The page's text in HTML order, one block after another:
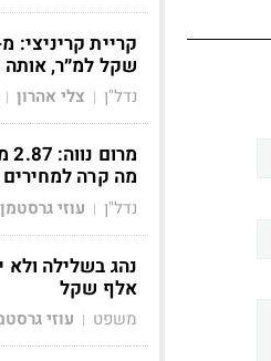
שקל למ״ר, אותה
נדל"ן | צלי אהרון |
מה קרה
נדל"ן | עוזי גרסטמן
אלף שקל
משפט | עוזי